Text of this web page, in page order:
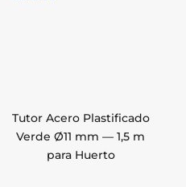
Tutor Acero Plastificado
Verde Ø11 mm — 1,5 m
para Huerto